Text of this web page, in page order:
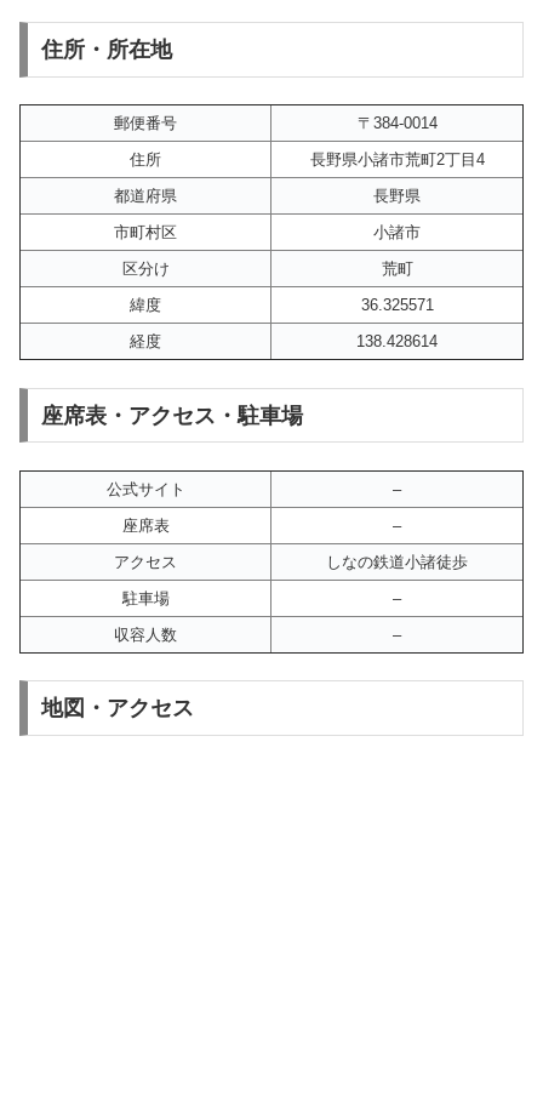
住所・所在地
郵便番号
〒384-0014
住所
長野県小諸市荒町2丁目4
都道府県
長野県
市町村区
小諸市
区分け
荒町
緯度
36.325571
経度
138.428614
座席表・アクセス・駐車場
公式サイト
–
座席表
–
アクセス
しなの鉄道小諸徒歩
駐車場
–
収容人数
–
地図・アクセス